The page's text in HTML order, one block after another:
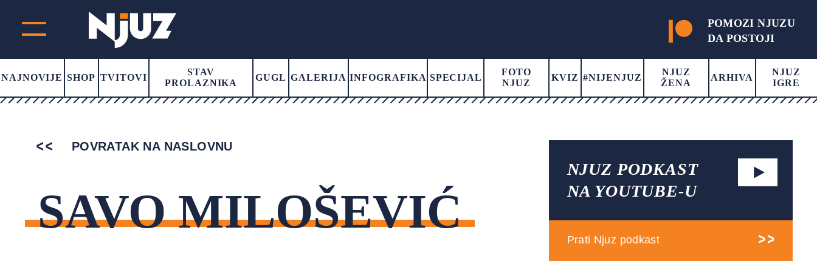
POMOZI NJUZU
DA POSTOJI
NAJNOVIJE SHOP TVITOVI
STAV
PROLAZNIKA
GUGL GALERIJA INFOGRAFIKA SPECIJAL
FOTO
NJUZ
KVIZ #NIJENJUZ
NJUZ
ŽENA
ARHIVA
NJUZ
IGRE
POVRATAK NA NASLOVNU
SAVO MILOŠEVIĆ
NJUZ PODKAST
NA YOUTUBE-U
Prati Njuz podkast